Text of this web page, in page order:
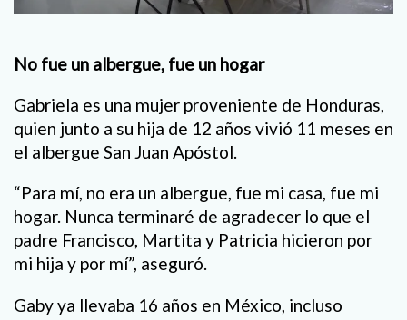
No fue un albergue, fue un hogar
Gabriela es una mujer proveniente de Honduras,
quien junto a su hija de 12 años vivió 11 meses en
el albergue San Juan Apóstol.
“Para mí, no era un albergue, fue mi casa, fue mi
hogar. Nunca terminaré de agradecer lo que el
padre Francisco, Martita y Patricia hicieron por
mi hija y por mí”, aseguró.
Gaby ya llevaba 16 años en México, incluso